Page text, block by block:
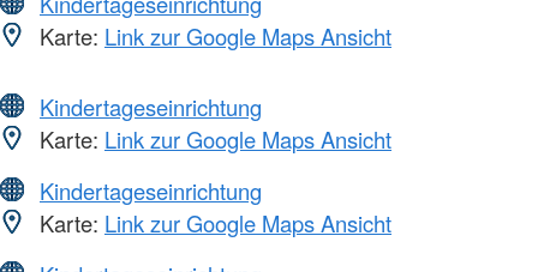
Karte: Link zur Google Maps Ansicht
Kindertageseinrichtung
Karte: Link zur Google Maps Ansicht
Kindertageseinrichtung
Karte: Link zur Google Maps Ansicht